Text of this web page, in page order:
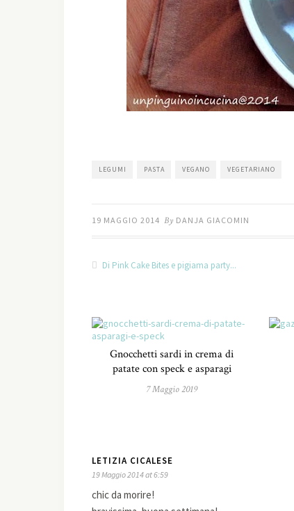
LEGUMI PASTA VEGANO VEGETARIANO
19 MAGGIO 2014 By DANJA GIACOMIN
Di Pink Cake Bites e pigiama party...
Gnocchetti sardi in crema di
patate con speck e asparagi
7 Maggio 2019
LETIZIA CICALESE
19 Maggio 2014 at 6:59
chic da morire!